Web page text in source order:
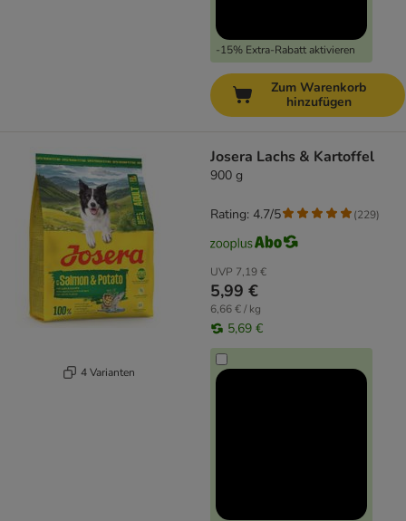
-15% Extra-Rabatt aktivieren
Zum Warenkorb
hinzufügen
4 Varianten
Josera Lachs & Kartoffel
900 g
UVP 7,19 €
5,99 €
6,66 € / kg
5,69 €
Rating: 4.7/5 (229)